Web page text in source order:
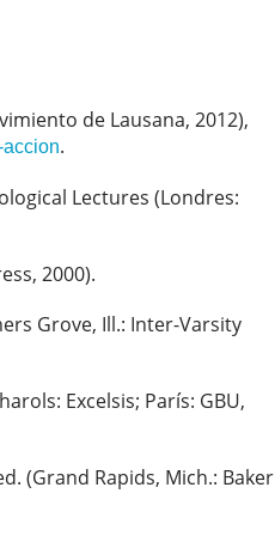
de Lausana, 2012),
.
Lectures (Londres:
2000).
Grove, Ill.: Inter-Varsity
Excelsis; París: GBU,
(Grand Rapids, Mich.: Baker